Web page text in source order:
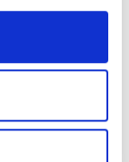
der Stimmen.
nimmt als Gast
BIB-Info werden
besitzt die / der